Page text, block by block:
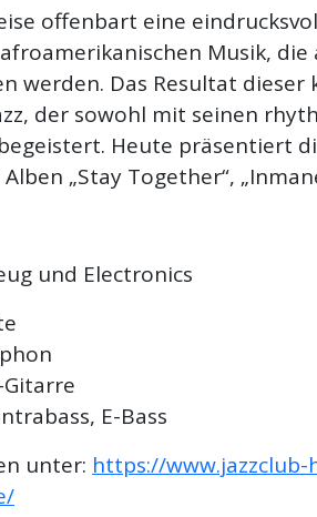
offenbart eine
Musik,
werden. Das Resultat dieser
der sowohl mit seinen
Heute präsentiert
„Stay Together“,
und Electronics
Gitarre
E-Bass
unter: https://